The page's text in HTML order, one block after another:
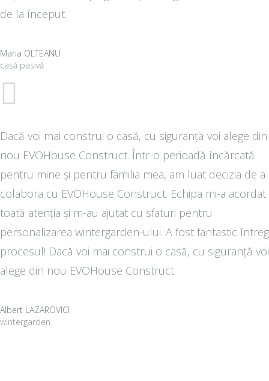
de la început.
Maria OLTEANU
casă pasivă
Dacă voi mai construi o casă, cu siguranță voi alege din
nou EVOHouse Construct. Într-o perioadă încărcată
pentru mine și pentru familia mea, am luat decizia de a
colabora cu EVOHouse Construct. Echipa mi-a acordat
toată atenția și m-au ajutat cu sfaturi pentru
personalizarea wintergarden-ului. A fost fantastic întreg
procesul! Dacă voi mai construi o casă, cu siguranță voi
alege din nou EVOHouse Construct.
Albert LAZAROVICI
wintergarden